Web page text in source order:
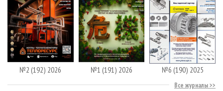
№2 (192) 2026 №1 (191) 2026 №6 (190) 2025
Все журналы